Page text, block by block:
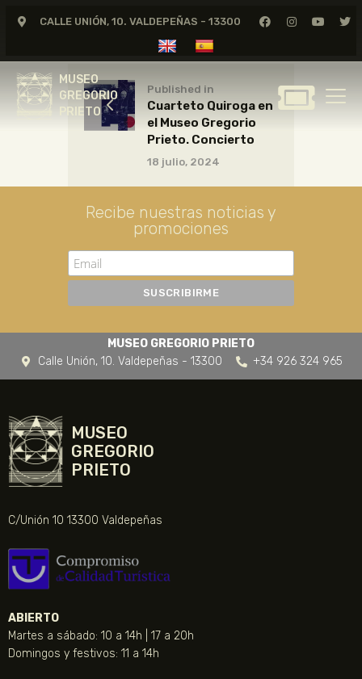
CALLE UNIÓN, 10. VALDEPEÑAS - 13300
MUSEO
GREGORIO
PRIETO
MUSEO
GREGORIO
GREGORIO PRIETO
ARCHIVO
CERTAMEN DE DIBUJO
FUNDACIÓN
TIENDA
NOTICIAS
Published in
Cuarteto Quiroga en
el Museo Gregorio
Prieto. Concierto
18 julio, 2024
Recibe nuestras noticias y
promociones
MUSEO GREGORIO PRIETO
Calle Unión, 10. Valdepeñas - 13300
+34 926 324 965
MUSEO
GREGORIO
PRIETO
C/Unión 10 13300 Valdepeñas
ABIERTO
Martes a sábado: 10 a 14h | 17 a 20h
Domingos y festivos: 11 a 14h